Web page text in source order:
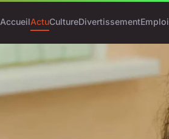
AccueilActuCultureDivertissementEmploi